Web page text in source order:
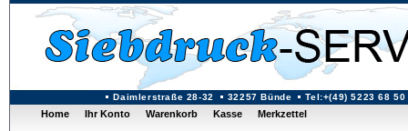
Daimlerstraße 28-32 32257 Bünde Tel:+(49) 5223 68 50
Home Ihr Konto Warenkorb Kasse Merkzettel